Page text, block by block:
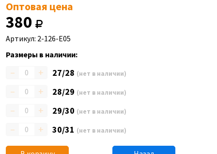
Оптовая цена
380
Артикул: 2-126-E05
Размеры в наличии:
– + 27/28 (нет в наличии)
– + 28/29 (нет в наличии)
– + 29/30 (нет в наличии)
– + 30/31 (нет в наличии)